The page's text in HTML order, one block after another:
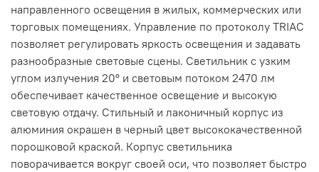
направленного освещения в жилых, коммерческих или
торговых помещениях. Управление по протоколу TRIAC
позволяет регулировать яркость освещения и задавать
разнообразные световые сцены. Светильник с узким
углом излучения 20° и световым потоком 2470 лм
обеспечивает качественное освещение и высокую
световую отдачу. Стильный и лаконичный корпус из
алюминия окрашен в черный цвет высококачественной
порошковой краской. Корпус светильника
поворачивается вокруг своей оси, что позволяет быстро